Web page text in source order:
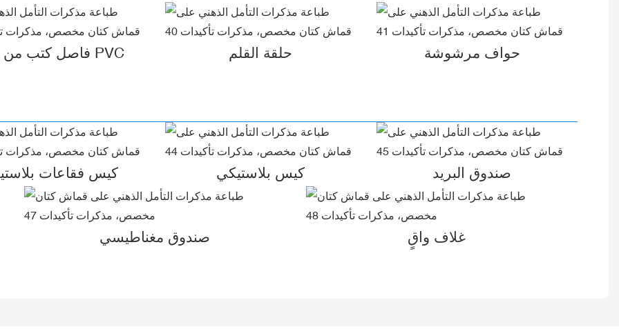
فاصل كتب من مادة PVC حلقة القلم حواف مرشوشة
كيس فقاعات كيس بلاستيكي صندوق البريد
صندوق مغناطيسي غلاف واقٍ